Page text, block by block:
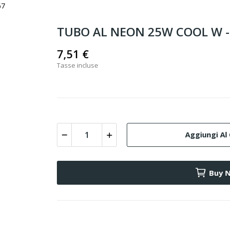
TUBO AL NEON 25W COOL W
7,51 €
Tasse incluse
Aggiungi Al
Buy